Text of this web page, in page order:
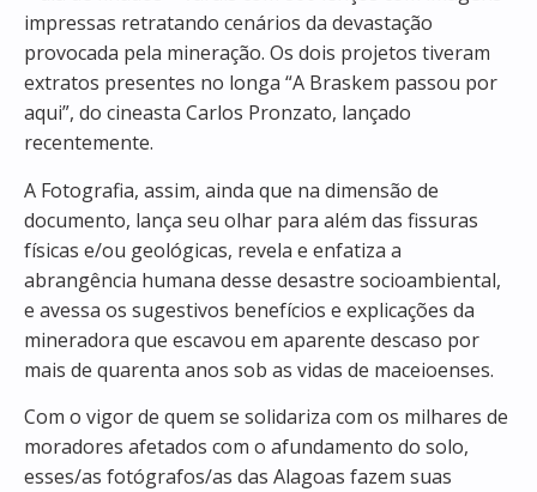
impressas retratando cenários da devastação
provocada pela mineração. Os dois projetos tiveram
extratos presentes no longa “A Braskem passou por
aqui”, do cineasta Carlos Pronzato, lançado
recentemente.
A Fotografia, assim, ainda que na dimensão de
documento, lança seu olhar para além das fissuras
físicas e/ou geológicas, revela e enfatiza a
abrangência humana desse desastre socioambiental,
e avessa os sugestivos benefícios e explicações da
mineradora que escavou em aparente descaso por
mais de quarenta anos sob as vidas de maceioenses.
Com o vigor de quem se solidariza com os milhares de
moradores afetados com o afundamento do solo,
esses/as fotógrafos/as das Alagoas fazem suas